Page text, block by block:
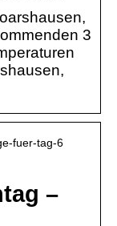
3
fuer-tag-6
–